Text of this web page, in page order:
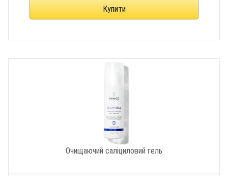
Очищаючий саліциловий гель